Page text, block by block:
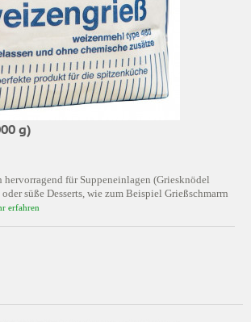
g)
hervorragend für Suppeneinlagen (Griesknödel
süße Desserts, wie zum Beispiel Grießschmarrn
erfahren